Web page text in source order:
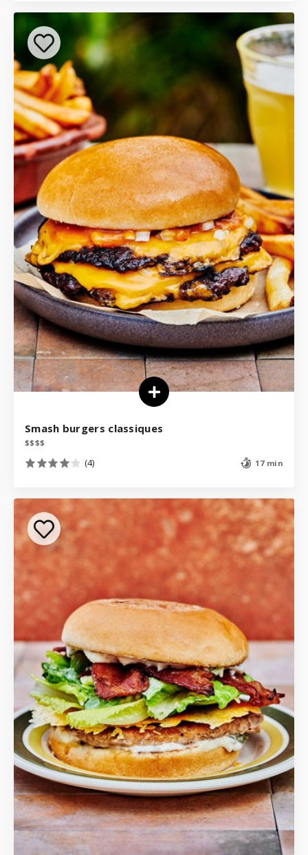
Smash burgers classiques
$$$$
(4) 17 min